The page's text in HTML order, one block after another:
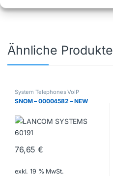
Ähnliche Produkte
System Telephones VoIP
SNOM – 00004582 – NEW
76,65€
exkl. 19 % MwSt.